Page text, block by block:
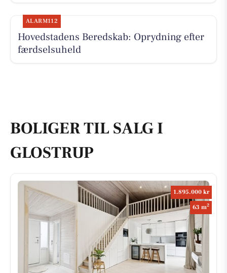
ALARM112
Hovedstadens Beredskab: Oprydning efter
færdselsuheld
BOLIGER TIL SALG I
GLOSTRUP
1.895.000 kr
63 m2